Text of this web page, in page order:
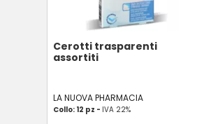
Cerotti trasparenti
assortiti
LA NUOVA PHARMACIA
Collo: 12 pz - IVA 22%